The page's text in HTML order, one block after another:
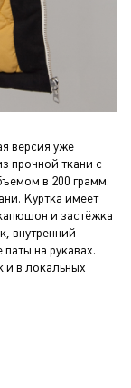
версия уже
прочной ткани с
в 200 грамм.
Куртка имеет
и застёжка
внутренний
на рукавах.
и в локальных